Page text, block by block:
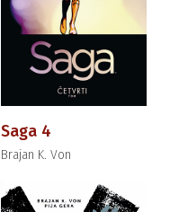
Saga 4
Brajan K. Von